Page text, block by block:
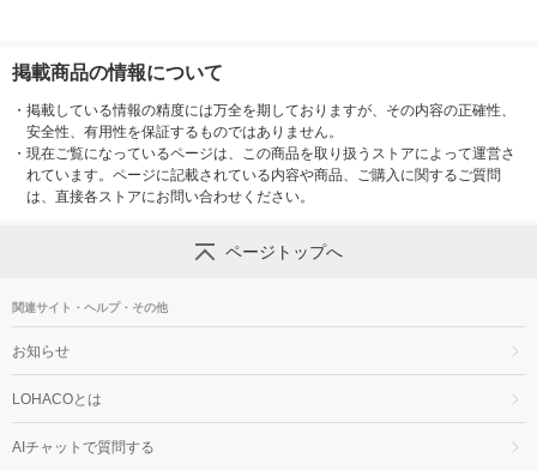
掲載商品の情報について
・ 掲載している情報の精度には万全を期しておりますが、その内容の正確性、
安全性、有用性を保証するものではありません。
・ 現在ご覧になっているページは、この商品を取り扱うストアによって運営さ
れています。ページに記載されている内容や商品、ご購入に関するご質問
は、直接各ストアにお問い合わせください。
ページトップへ
関連サイト・ヘルプ・その他
お知らせ
LOHACOとは
AIチャットで質問する